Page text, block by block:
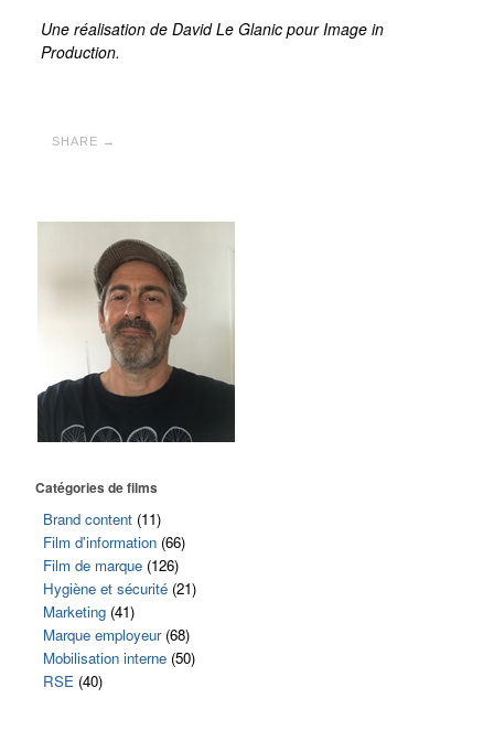
Une réalisation de David Le Glanic pour Image in
Production.
SHARE →
Catégories de films
Brand content (11)
Film d'information (66)
Film de marque (126)
Hygiène et sécurité (21)
Marketing (41)
Marque employeur(68)
Mobilisation interne (50)
RSE (40)